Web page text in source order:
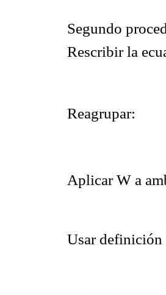
Segundo
Rescribir la
Reagrupar:
Aplicar W a
Usar definición